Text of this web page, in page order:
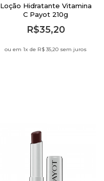
Loção Hidratante Vitamina
C Payot 210g
R$35,20
ou em 1x de R$ 35,20 sem juros